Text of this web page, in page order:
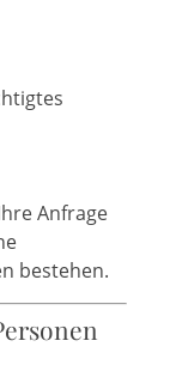
Anfrage
bestehen.